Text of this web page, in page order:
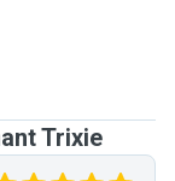
Trixie